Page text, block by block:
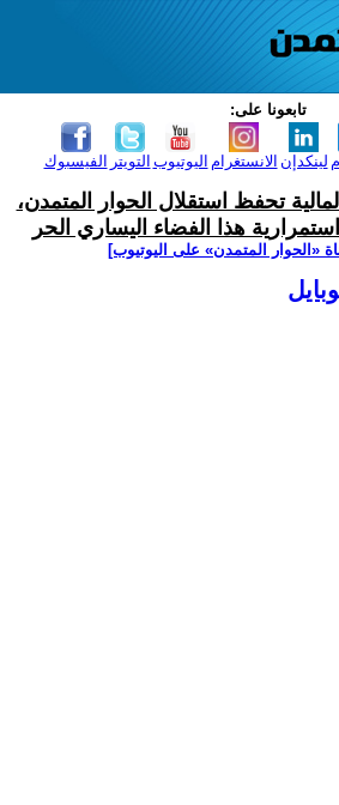
تابعونا على:
الفيسبوك التويتر اليوتيوب الانستغرام لينكدإن
تحفظ استقلال الحوار المتمدن،
هذا الفضاء اليساري الحر
‫«الحوار المتمدن» على اليوتيوب]